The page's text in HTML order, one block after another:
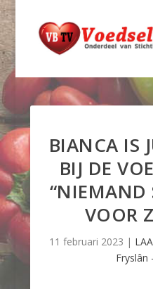
BIANCA IS
BIJ DE
“NIEMAND
VOOR
11 februari 2023 |
Fryslân